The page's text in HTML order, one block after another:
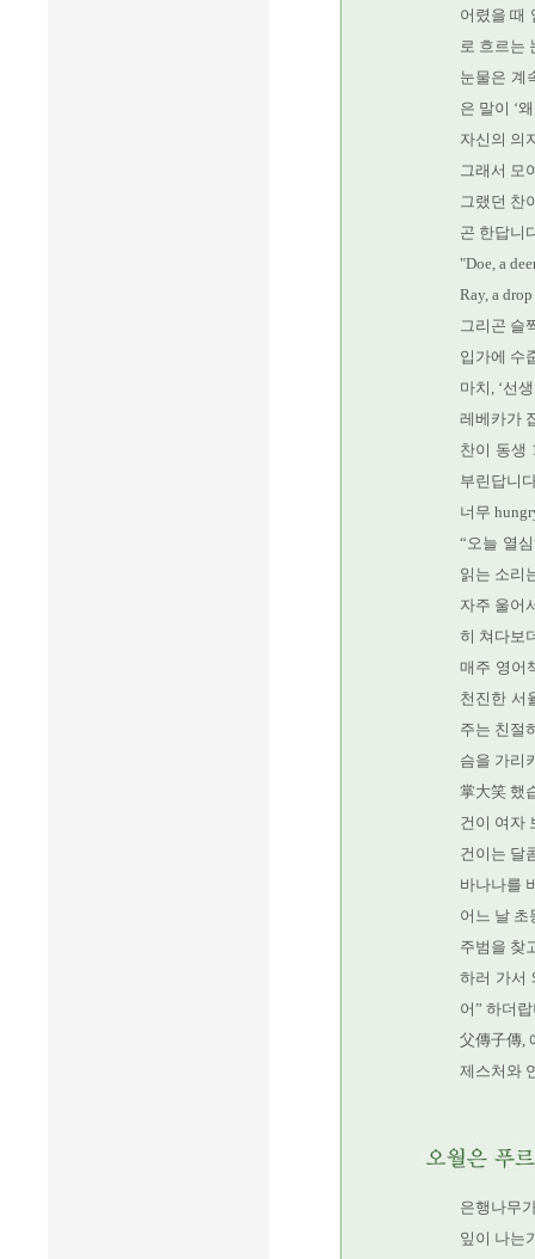
어렸을 때
로 흐르는
눈물은 계
은 말이 ‘
자신의 의
그래서 모
그랬던 찬
곤 한답니
"Doe, a
Ray, a
그리곤 슬
입가에 수
마치, ‘선
레베카가
찬이 동생
부린답니
너무
“오늘 열
읽는 소리
자주 울어
히 쳐다보
매주 영어
천진한 서
주는 친절
슴을 가리
掌大笑 했
건이 여자
건이는 달
바나나를
어느 날 초
주범을 찾
하러 가서
어” 하더
父傳子傳,
제스처와
은행나무
잎이 나는